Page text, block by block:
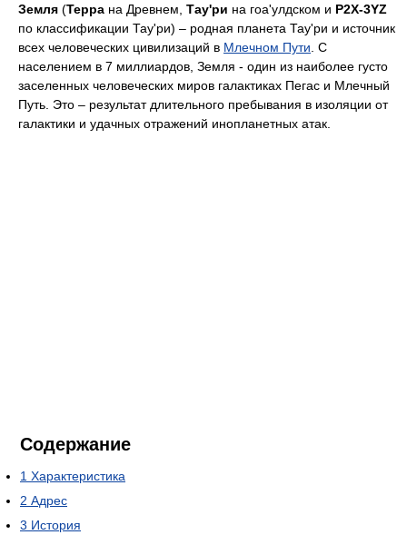
Земля (Терра на Древнем, Тау'ри на гоа'улдском и P2X-3YZ
по классификации Тау'ри) – родная планета Тау'ри и источник
всех человеческих цивилизаций в Млечном Пути . С
населением в 7 миллиардов, Земля - один из наиболее густо
заселенных человеческих миров галактиках Пегас и Млечный
Путь. Это – результат длительного пребывания в изоляции от
галактики и удачных отражений инопланетных атак.
Содержание
1 Характеристика
2 Адрес
3 История